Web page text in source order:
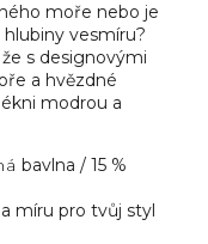
moře nebo je
vesmíru?
s designovými
a hvězdné
modrou a
bavlna / 15 %
míru pro tvůj styl